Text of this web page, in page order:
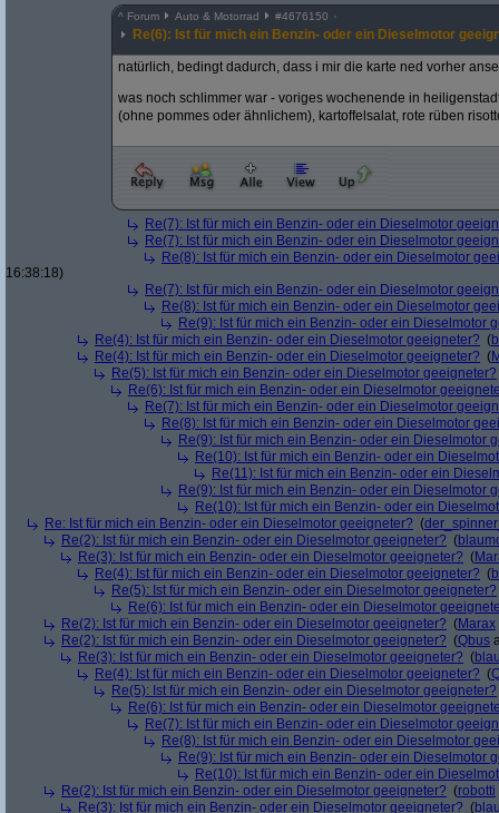
^ Forum Auto & Motorrad #4676150
Re(6): Ist für mich ein Benzin- oder ein Dieselmotor
natürlich, bedingt dadurch, dass i mir die karte ned vorher
was noch schlimmer war - voriges wochenende in
(ohne pommes oder ähnlichem), kartoffelsalat, rote rüben
Re(7): Ist für mich ein Benzin- oder ein Dieselmotor
Re(7): Ist für mich ein Benzin- oder ein Dieselmotor
Re(8): Ist für mich ein Benzin- oder ein Dieselmotor
16:38:18)
Re(7): Ist für mich ein Benzin- oder ein Dieselmotor
Re(8): Ist für mich ein Benzin- oder ein Dieselmotor
Re(9): Ist für mich ein Benzin- oder ein Dieselmotor
Re(4): Ist für mich ein Benzin- oder ein Dieselmotor geeigneter? (
Re(4): Ist für mich ein Benzin- oder ein Dieselmotor geeigneter? (
Re(5): Ist für mich ein Benzin- oder ein Dieselmotor geeigneter?
Re(6): Ist für mich ein Benzin- oder ein Dieselmotor
Re(7): Ist für mich ein Benzin- oder ein Dieselmotor
Re(8): Ist für mich ein Benzin- oder ein Dieselmotor
Re(9): Ist für mich ein Benzin- oder ein Dieselmotor
Re(10): Ist für mich ein Benzin- oder ein
Re(11): Ist für mich ein Benzin- oder ein
Re(9): Ist für mich ein Benzin- oder ein Dieselmotor
Re(10): Ist für mich ein Benzin- oder ein
Re: Ist für mich ein Benzin- oder ein Dieselmotor geeigneter? (
Re(2): Ist für mich ein Benzin- oder ein Dieselmotor geeigneter? (
Re(3): Ist für mich ein Benzin- oder ein Dieselmotor geeigneter? (
Re(4): Ist für mich ein Benzin- oder ein Dieselmotor geeigneter? (
Re(5): Ist für mich ein Benzin- oder ein Dieselmotor geeigneter?
Re(6): Ist für mich ein Benzin- oder ein Dieselmotor
Re(2): Ist für mich ein Benzin- oder ein Dieselmotor geeigneter? (Marax
Re(2): Ist für mich ein Benzin- oder ein Dieselmotor geeigneter? (Qbus
Re(3): Ist für mich ein Benzin- oder ein Dieselmotor geeigneter? (
Re(4): Ist für mich ein Benzin- oder ein Dieselmotor geeigneter? (
Re(5): Ist für mich ein Benzin- oder ein Dieselmotor geeigneter?
Re(6): Ist für mich ein Benzin- oder ein Dieselmotor
Re(7): Ist für mich ein Benzin- oder ein Dieselmotor
Re(8): Ist für mich ein Benzin- oder ein Dieselmotor
Re(9): Ist für mich ein Benzin- oder ein Dieselmotor
Re(10): Ist für mich ein Benzin- oder ein
Re(2): Ist für mich ein Benzin- oder ein Dieselmotor geeigneter? (robotti
Re(3): Ist für mich ein Benzin- oder ein Dieselmotor geeigneter? (